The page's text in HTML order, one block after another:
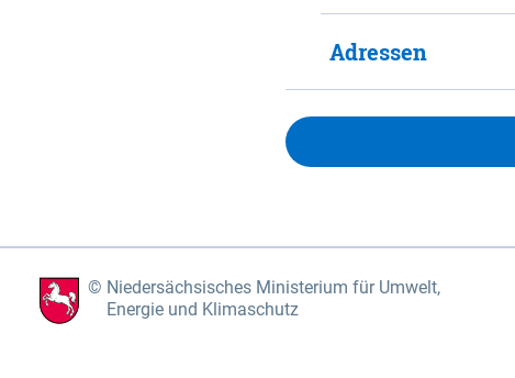
Adressen
Niedersächsisches Ministerium für Umwelt,
Energie und Klimaschutz